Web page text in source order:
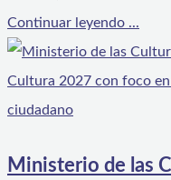
Continuar leyendo ...
Ministerio de las